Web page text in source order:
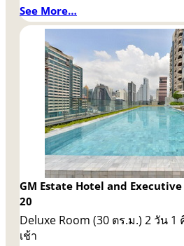
See More…
GM Estate Hotel and
20
Deluxe Room (30 ตร.ม.) 2 วัน
เช้า